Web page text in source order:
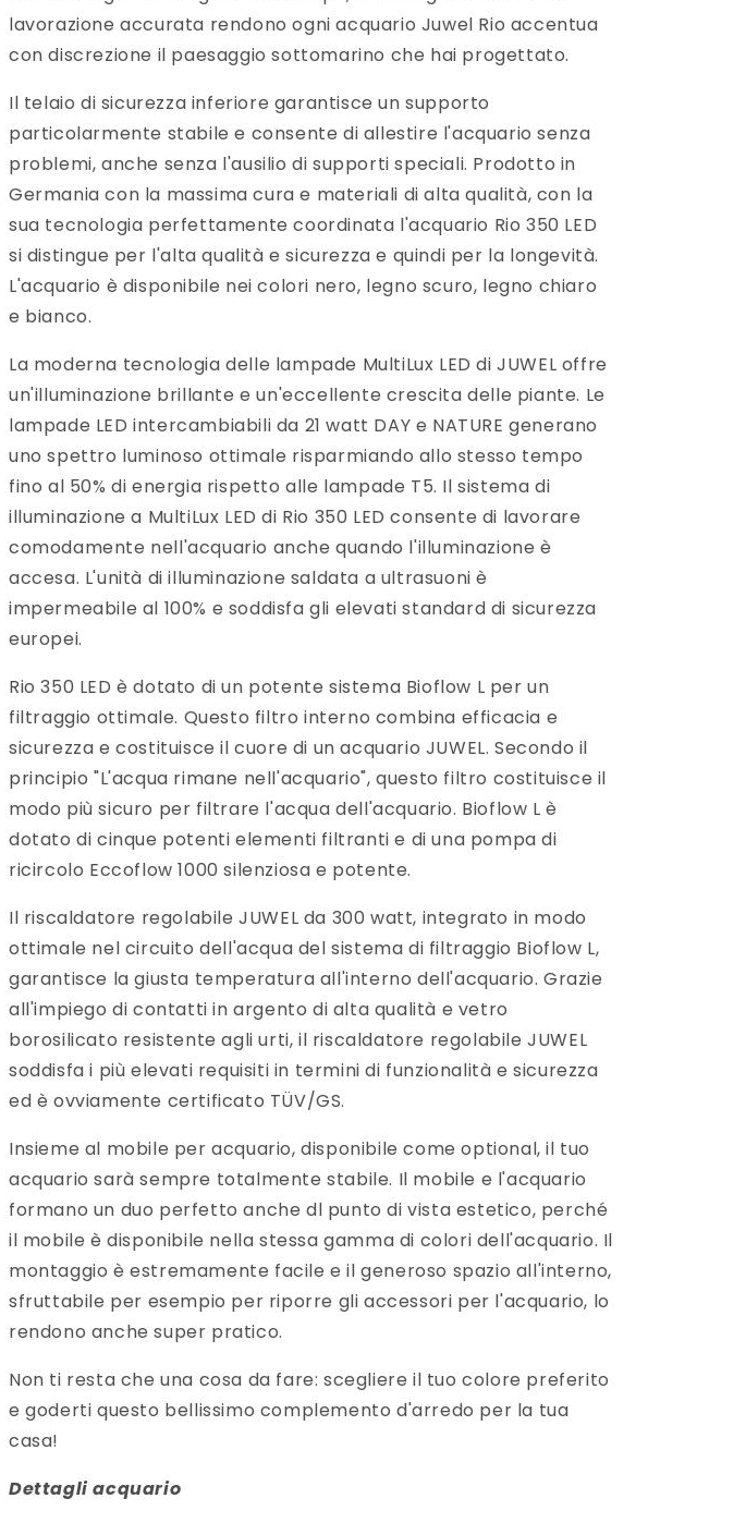
lavorazione accurata rendono ogni acquario Juwel Rio accentua
con discrezione il paesaggio sottomarino che hai progettato.
Il telaio di sicurezza inferiore garantisce un supporto
particolarmente stabile e consente di allestire l'acquario senza
problemi, anche senza l'ausilio di supporti speciali. Prodotto in
Germania con la massima cura e materiali di alta qualità, con la
sua tecnologia perfettamente coordinata l'acquario Rio 350 LED
si distingue per l'alta qualità e sicurezza e quindi per la longevità.
L'acquario è disponibile nei colori nero, legno scuro, legno chiaro
e bianco.
La moderna tecnologia delle lampade MultiLux LED di JUWEL offre
un'illuminazione brillante e un'eccellente crescita delle piante. Le
lampade LED intercambiabili da 21 watt DAY e NATURE generano
uno spettro luminoso ottimale risparmiando allo stesso tempo
fino al 50% di energia rispetto alle lampade T5. Il sistema di
illuminazione a MultiLux LED di Rio 350 LED consente di lavorare
comodamente nell'acquario anche quando l'illuminazione è
accesa. L'unità di illuminazione saldata a ultrasuoni è
impermeabile al 100% e soddisfa gli elevati standard di sicurezza
europei.
Rio 350 LED è dotato di un potente sistema Bioflow L per un
filtraggio ottimale. Questo filtro interno combina efficacia e
sicurezza e costituisce il cuore di un acquario JUWEL. Secondo il
principio "L'acqua rimane nell'acquario", questo filtro costituisce il
modo più sicuro per filtrare l'acqua dell'acquario. Bioflow L è
dotato di cinque potenti elementi filtranti e di una pompa di
ricircolo Eccoflow 1000 silenziosa e potente.
Il riscaldatore regolabile JUWEL da 300 watt, integrato in modo
ottimale nel circuito dell'acqua del sistema di filtraggio Bioflow L,
garantisce la giusta temperatura all'interno dell'acquario. Grazie
all'impiego di contatti in argento di alta qualità e vetro
borosilicato resistente agli urti, il riscaldatore regolabile JUWEL
soddisfa i più elevati requisiti in termini di funzionalità e sicurezza
ed è ovviamente certificato TÜV/GS.
Insieme al mobile per acquario, disponibile come optional, il tuo
acquario sarà sempre totalmente stabile. Il mobile e l'acquario
formano un duo perfetto anche dl punto di vista estetico, perché
il mobile è disponibile nella stessa gamma di colori dell'acquario. Il
montaggio è estremamente facile e il generoso spazio all'interno,
sfruttabile per esempio per riporre gli accessori per l'acquario, lo
rendono anche super pratico.
Non ti resta che una cosa da fare: scegliere il tuo colore preferito
e goderti questo bellissimo complemento d'arredo per la tua
casa!
Dettagli acquario